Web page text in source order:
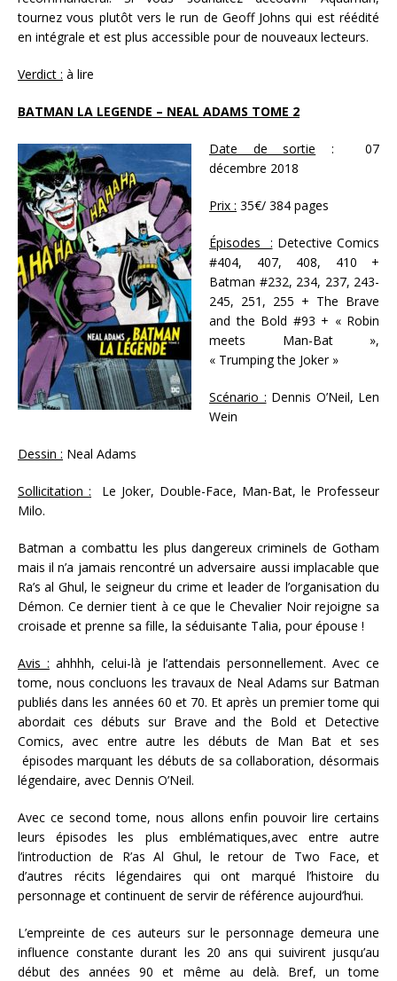
tournez vous plutôt vers le run de Geoff Johns qui est réédité
en intégrale et est plus accessible pour de nouveaux lecteurs.
Verdict : à lire
BATMAN LA LEGENDE – NEAL ADAMS TOME 2
Date de sortie : 07
décembre 2018
Prix : 35€/ 384 pages
Épisodes : Detective Comics
#404, 407, 408, 410 +
Batman #232, 234, 237, 243-
245, 251, 255 + The Brave
and the Bold #93 + « Robin
meets Man-Bat »,
« Trumping the Joker »
Scénario : Dennis O’Neil, Len
Wein
Dessin : Neal Adams
Sollicitation : Le Joker, Double-Face, Man-Bat, le Professeur
Milo.
Batman a combattu les plus dangereux criminels de Gotham
mais il n’a jamais rencontré un adversaire aussi implacable que
Ra’s al Ghul, le seigneur du crime et leader de l’organisation du
Démon. Ce dernier tient à ce que le Chevalier Noir rejoigne sa
croisade et prenne sa fille, la séduisante Talia, pour épouse !
Avis : ahhhh, celui-là je l’attendais personnellement. Avec ce
tome, nous concluons les travaux de Neal Adams sur Batman
publiés dans les années 60 et 70. Et après un premier tome qui
abordait ces débuts sur Brave and the Bold et Detective
Comics, avec entre autre les débuts de Man Bat et ses
épisodes marquant les débuts de sa collaboration, désormais
légendaire, avec Dennis O’Neil.
Avec ce second tome, nous allons enfin pouvoir lire certains
leurs épisodes les plus emblématiques,avec entre autre
l’introduction de R’as Al Ghul, le retour de Two Face, et
d’autres récits légendaires qui ont marqué l’histoire du
personnage et continuent de servir de référence aujourd’hui.
L’empreinte de ces auteurs sur le personnage demeura une
influence constante durant les 20 ans qui suivirent jusqu’au
début des années 90 et même au delà. Bref, un tome